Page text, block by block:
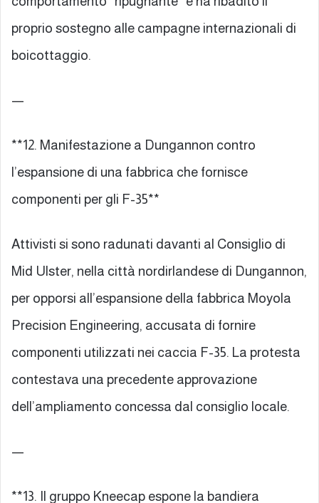
proprio sostegno alle campagne internazionali di
boicottaggio.
—
**12. Manifestazione a Dungannon contro
l’espansione di una fabbrica che fornisce
componenti per gli F-35**
Attivisti si sono radunati davanti al Consiglio di
Mid Ulster, nella città nordirlandese di Dungannon,
per opporsi all’espansione della fabbrica Moyola
Precision Engineering, accusata di fornire
componenti utilizzati nei caccia F-35. La protesta
contestava una precedente approvazione
dell’ampliamento concessa dal consiglio locale.
—
**13. Il gruppo Kneecap espone la bandiera